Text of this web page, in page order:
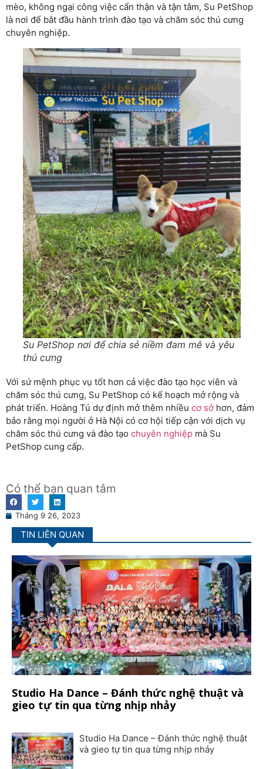
mèo, không ngại công việc cẩn thận và tận tâm, Su PetShop
là nơi để bắt đầu hành trình đào tạo và chăm sóc thú cưng
chuyên nghiệp.
Su PetShop nơi để chia sẻ niềm đam mê và yêu
thú cưng
Với sứ mệnh phục vụ tốt hơn cả việc đào tạo học viên và
chăm sóc thú cưng, Su PetShop có kế hoạch mở rộng và
phát triển. Hoàng Tú dự định mở thêm nhiều cơ sở hơn, đảm
bảo rằng mọi người ở Hà Nội có cơ hội tiếp cận với dịch vụ
chăm sóc thú cưng và đào tạo chuyên nghiệp mà Su
PetShop cung cấp.
Có thể bạn quan tâm
Tháng 9 26, 2023
TIN LIÊN QUAN
Studio Ha Dance – Đánh thức nghệ thuật và
gieo tự tin qua từng nhịp nhảy
Studio Ha Dance – Đánh thức nghệ thuật
và gieo tự tin qua từng nhịp nhảy